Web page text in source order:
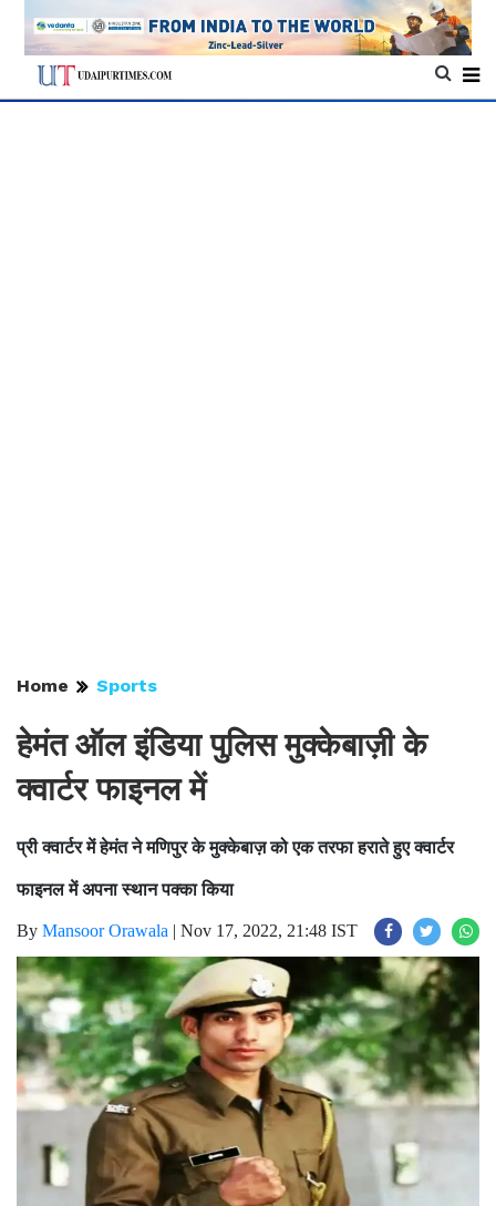
Home Sports
हेमंत ऑल इंडिया पुलिस मुक्केबाज़ी के
क्वार्टर फाइनल में
प्री क्वार्टर में हेमंत ने मणिपुर के मुक्केबाज़ को एक तरफा हराते हुए क्वार्टर
फाइनल में अपना स्थान पक्का किया
By Mansoor Orawala | Nov 17, 2022, 21:48 IST